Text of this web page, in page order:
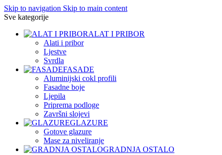
Skip to navigation Skip to main content
Sve kategorije
ALAT I PRIBOR
Alati i pribor
Ljestve
Svrdla
FASADE
Aluminijski cokl profili
Fasadne boje
Ljepila
Priprema podloge
Završni slojevi
GLAZURE
Gotove glazure
Mase za niveliranje
GRADNJA OSTALO